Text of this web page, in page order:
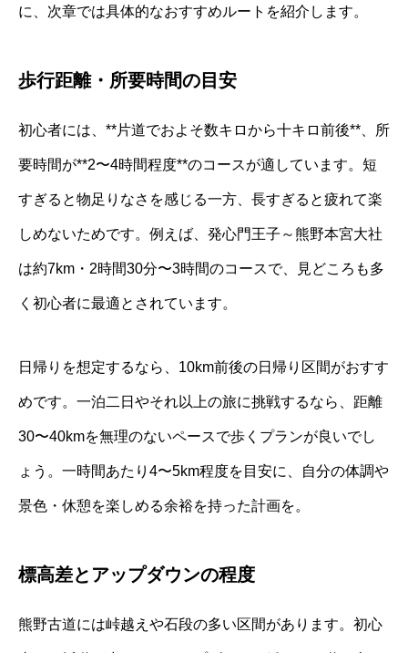
に、次章では具体的なおすすめルートを紹介します。
歩行距離・所要時間の目安
初心者には、**片道でおよそ数キロから十キロ前後**、所
要時間が**2〜4時間程度**のコースが適しています。短
すぎると物足りなさを感じる一方、長すぎると疲れて楽
しめないためです。例えば、発心門王子～熊野本宮大社
は約7km・2時間30分〜3時間のコースで、見どころも多
く初心者に最適とされています。
日帰りを想定するなら、10km前後の日帰り区間がおすす
めです。一泊二日やそれ以上の旅に挑戦するなら、距離
30〜40kmを無理のないペースで歩くプランが良いでし
ょう。一時間あたり4〜5km程度を目安に、自分の体調や
景色・休憩を楽しめる余裕を持った計画を。
標高差とアップダウンの程度
熊野古道には峠越えや石段の多い区間があります。初心